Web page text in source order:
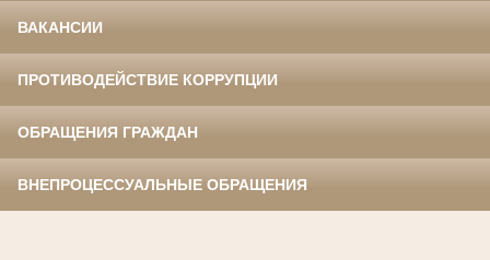
ВАКАНСИИ
ПРОТИВОДЕЙСТВИЕ КОРРУПЦИИ
ОБРАЩЕНИЯ ГРАЖДАН
ВНЕПРОЦЕССУАЛЬНЫЕ ОБРАЩЕНИЯ